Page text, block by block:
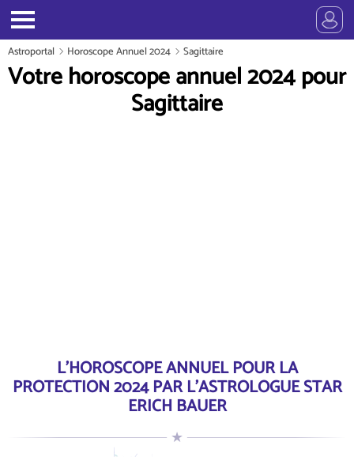
Astroportal Horoscope Annuel 2024 Sagittaire
Votre horoscope annuel 2024 pour
Sagittaire
L'HOROSCOPE ANNUEL POUR LA
PROTECTION 2024 PAR L'ASTROLOGUE STAR
ERICH BAUER